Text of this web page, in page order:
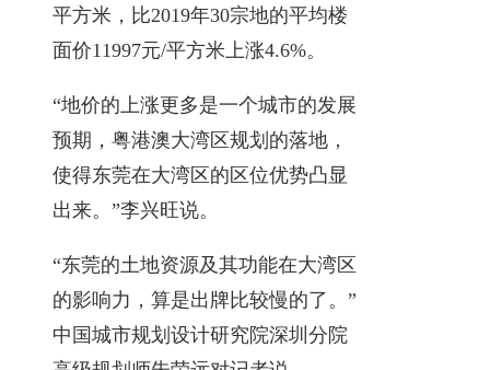
平方米，比2019年30宗地的平均楼
面价11997元/平方米上涨4.6%。
“地价的上涨更多是一个城市的发展
预期，粤港澳大湾区规划的落地，
使得东莞在大湾区的区位优势凸显
出来。”李兴旺说。
“东莞的土地资源及其功能在大湾区
的影响力，算是出牌比较慢的了。”
中国城市规划设计研究院深圳分院